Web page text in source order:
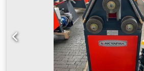
CE oznaka/Izjava o usaglašenosti
Indukciono očvrsnuti valjci - Motorno
valjka - Digitalni prikaz za zadnji
Apjyvvrhsnea